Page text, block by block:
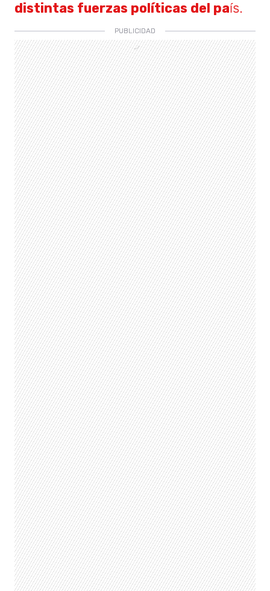
distintas fuerzas políticas del país.